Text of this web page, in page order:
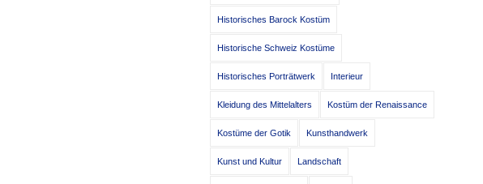
Historisches Barock Kostüm
Historische Schweiz Kostüme
Historisches Porträtwerk Interieur
Kleidung des Mittelalters Kostüm der Renaissance
Kostüme der Gotik Kunsthandwerk
Kunst und Kultur Landschaft